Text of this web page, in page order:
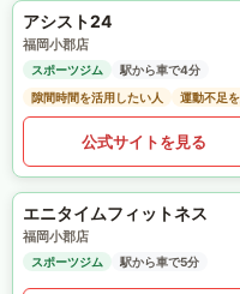
アシスト24
福岡小郡店
スポーツジム
駅から車で4分
隙間時間を活用したい人
運動不足
公式サイトを見る
エニタイムフィットネス
福岡小郡店
スポーツジム 駅から車で5分